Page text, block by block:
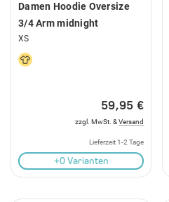
Damen Hoodie Oversize
3/4 Arm midnight
XS
59,95 €
zzgl. MwSt. &Versand
Lieferzeit 1-2 Tage
+0 Varianten